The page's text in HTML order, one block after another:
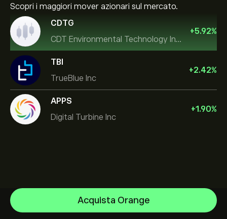
Scopri i maggiori mover azionari sul mercato.
CDTG
CDT Environmental Technology Investment Holdings L
+5.92%
TBI
TrueBlue Inc
+2.42%
APPS
Digital Turbine Inc
+1.90%
Acquista Orange
NVIDIA Corporation
Amazon.com Inc